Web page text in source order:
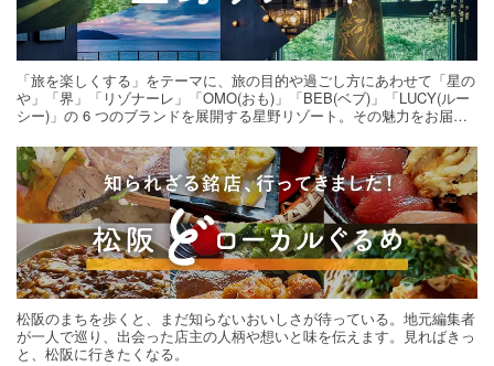
「旅を楽しくする」をテーマに、旅の目的や過ごし方にあわせて「星の
や」「界」「リゾナーレ」「OMO(おも)」「BEB(ベブ)」「LUCY(ルー
シー)」の 6 つのブランドを展開する星野リゾート。その魅力をお届け
松阪のまちを歩くと、まだ知らないおいしさが待っている。地元編集者
が一人で巡り、出会った店主の人柄や想いと味を伝えます。見ればきっ
と、松阪に行きたくなる。